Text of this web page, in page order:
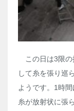
この日は3限
して糸を張り巡
ようです。1時
糸が放射状に張